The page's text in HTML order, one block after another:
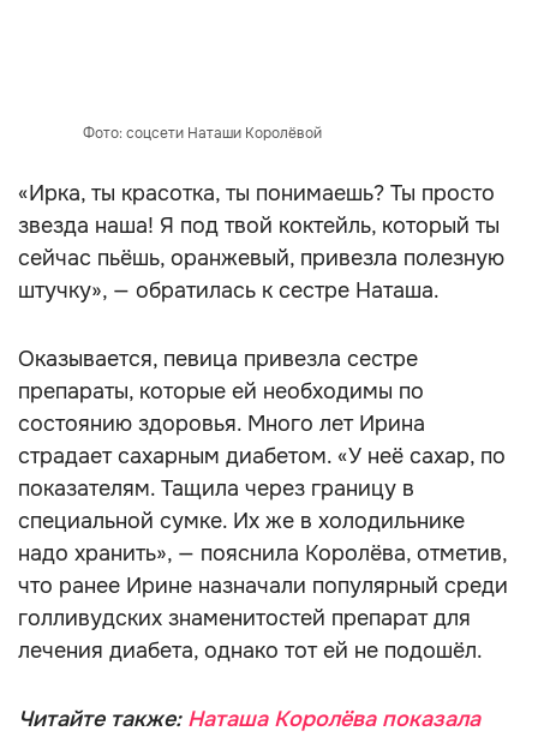
Фото: соцсети Наташи Королёвой
«Ирка, ты красотка, ты понимаешь? Ты просто
звезда наша! Я под твой коктейль, который ты
сейчас пьёшь, оранжевый, привезла полезную
штучку», — обратилась к сестре Наташа.
Оказывается, певица привезла сестре
препараты, которые ей необходимы по
состоянию здоровья. Много лет Ирина
страдает сахарным диабетом. «У неё сахар, по
показателям. Тащила через границу в
специальной сумке. Их же в холодильнике
надо хранить», — пояснила Королёва, отметив,
что ранее Ирине назначали популярный среди
голливудских знаменитостей препарат для
лечения диабета, однако тот ей не подошёл.
Читайте также: Наташа Королёва показала